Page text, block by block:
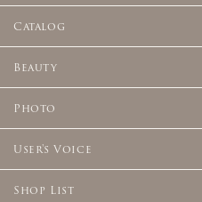
Catalog
Beauty
Photo
User's Voice
Shop List